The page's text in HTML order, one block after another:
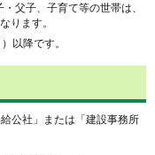
父子、子育て等の世帯は、
ります。
以降です。
公社」または「建設事務所